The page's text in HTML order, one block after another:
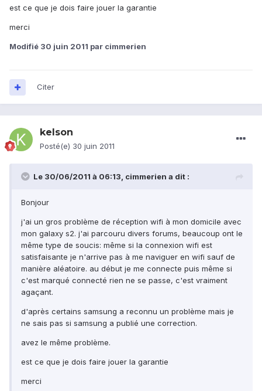
est ce que je dois faire jouer la garantie
merci
Modifié 30 juin 2011 par cimmerien
Citer
kelson
Posté(e) 30 juin 2011
Le 30/06/2011 à 06:13, cimmerien a dit :
Bonjour
j'ai un gros problème de réception wifi à mon domicile avec
mon galaxy s2. j'ai parcouru divers forums, beaucoup ont le
même type de soucis: même si la connexion wifi est
satisfaisante je n'arrive pas à me naviguer en wifi sauf de
manière aléatoire. au début je me connecte puis même si
c'est marqué connecté rien ne se passe, c'est vraiment
agaçant.
d'après certains samsung a reconnu un problème mais je
ne sais pas si samsung a publié une correction.
avez le même problème.
est ce que je dois faire jouer la garantie
merci